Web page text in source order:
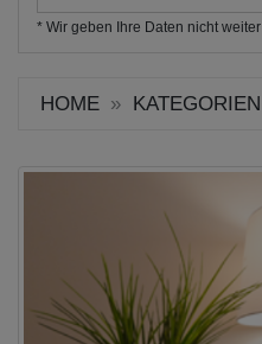
Mail
Adresse
* Wir geben Ihre Daten nicht weiter
HOME KATEGORIEN